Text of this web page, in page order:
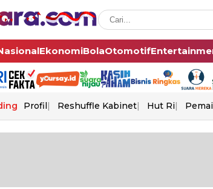
EkonomiBolaOtomotif
Profil Reshuffle Kabinet Hut Ri